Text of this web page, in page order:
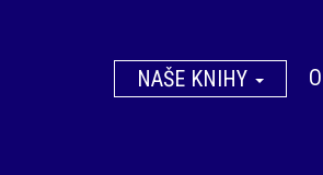
NAŠE KNIHY